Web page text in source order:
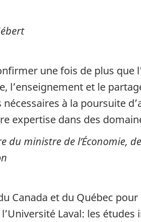
une fois de plus
l’enseignement et le
à la poursuite
expertise dans des
ministre de l’Économie,
Canada et du Québec
Laval: les